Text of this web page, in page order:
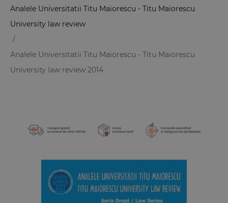
Analele Universitatii Titu Maiorescu - Titu Maiorescu
University law review
/
Analele Universitatii Titu Maiorescu - Titu Maiorescu
University law review 2014